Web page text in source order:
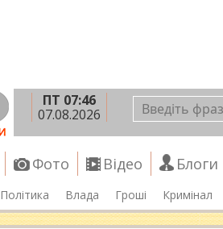
ПТ 07:46
07.08.2026
Фото Відео Блоги
Політика Влада Гроші Кримінал